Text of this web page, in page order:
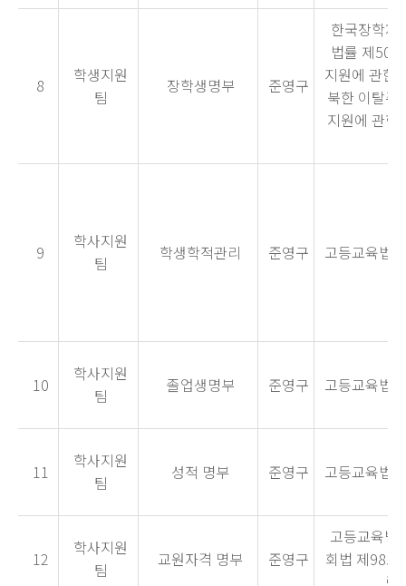
8
학생지원
팀
장학생명부 준영구
한국장학재
법률 제50
지원에 관한
북한 이탈주
지원에 관한
9
학사지원
팀
학생학적관리 준영구 고등교육법
10
학사지원
팀
졸업생명부 준영구 고등교육법
11
학사지원
팀
성적 명부 준영구 고등교육법
12
학사지원
팀
교원자격 명부 준영구
고등교육법
회법 제98조
령